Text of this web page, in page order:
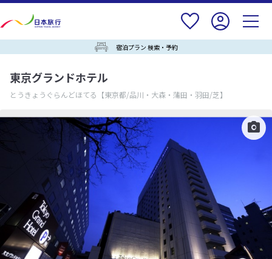
宿泊プラン 検索・予約
東京グランドホテル
とうきょうぐらんどほてる 【東京都/品川・大森・蒲田・羽田/芝】